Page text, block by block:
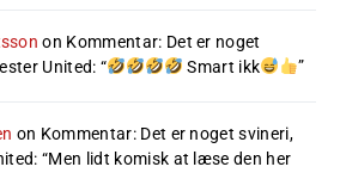
on Kommentar: Det er noget
United: “ Smart ikk ”
on Kommentar: Det er noget svineri,
: “Men lidt komisk at læse den her